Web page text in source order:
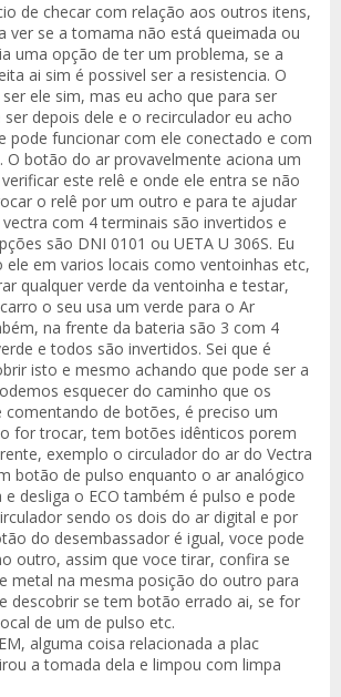
de checar com relação aos outros itens,
ver se a tomama não está queimada ou
uma opção de ter um problema, se a
ai sim é possivel ser a resistencia. O
ele sim, mas eu acho que para ser
depois dele e o recirculador eu acho
pode funcionar com ele conectado e com
O botão do ar provavelmente aciona um
este relê e onde ele entra se não
o relê por um outro e para te ajudar
com 4 terminais são invertidos e
são DNI 0101 ou UETA U 306S. Eu
ele em varios locais como ventoinhas etc,
qualquer verde da ventoinha e testar,
o seu usa um verde para o Ar
na frente da bateria são 3 com 4
e todos são invertidos. Sei que é
isto e mesmo achando que pode ser a
esquecer do caminho que os
comentando de botões, é preciso um
for trocar, tem botões idênticos porem
exemplo o circulador do ar do Vectra
botão de pulso enquanto o ar analógico
desliga o ECO também é pulso e pode
sendo os dois do ar digital e por
do desembassador é igual, voce pode
outro, assim que voce tirar, confira se
metal na mesma posição do outro para
descobrir se tem botão errado ai, se for
de um de pulso etc.
alguma coisa relacionada a plac
a tomada dela e limpou com limpa